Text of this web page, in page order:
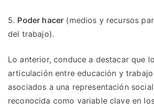
5. Poder hacer (medios y recursos
del trabajo).
Lo anterior, conduce a destacar que
articulación entre educación y
asociados a una representación
reconocida como variable clave en